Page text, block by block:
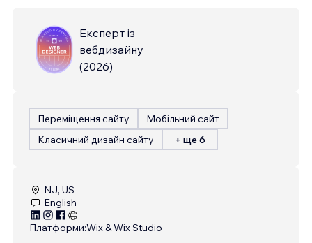
Експерт із
вебдизайну
(2026)
Переміщення сайту
Мобільний сайт
Класичний дизайн сайту
+ ще 6
NJ, US
English
Платформи:Wix & Wix Studio